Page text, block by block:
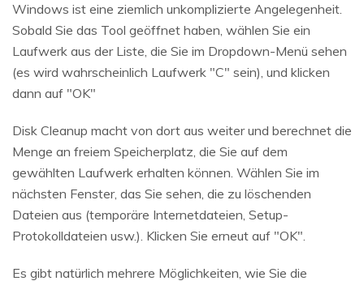
Windows ist eine ziemlich unkomplizierte Angelegenheit.
Sobald Sie das Tool geöffnet haben, wählen Sie ein
Laufwerk aus der Liste, die Sie im Dropdown-Menü sehen
(es wird wahrscheinlich Laufwerk "C" sein), und klicken
dann auf "OK"
Disk Cleanup macht von dort aus weiter und berechnet die
Menge an freiem Speicherplatz, die Sie auf dem
gewählten Laufwerk erhalten können. Wählen Sie im
nächsten Fenster, das Sie sehen, die zu löschenden
Dateien aus (temporäre Internetdateien, Setup-
Protokolldateien usw.). Klicken Sie erneut auf "OK".
Es gibt natürlich mehrere Möglichkeiten, wie Sie die